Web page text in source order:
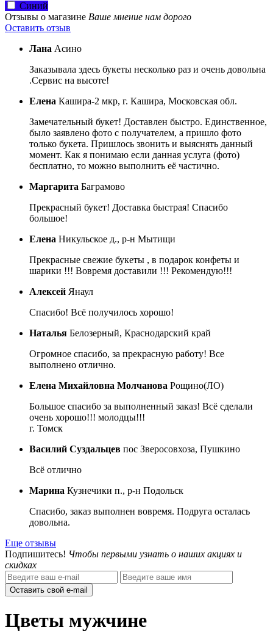
Синий
Отзывы о магазине Ваше мнение нам дорого
Оставить отзыв
Лана Асино
Заказывала здесь букеты несколько раз и очень довольна
.Сервис на высоте!
Елена Кашира-2 мкр, г. Кашира, Московская обл.
Замечательный букет! Доставлен быстро. Единственное,
было заявлено фото с получателем, а пришло фото
только букета. Пришлось звонить и выяснять данный
момент. Как я понимаю если данная услуга (фото)
бесплатно, то можно выполнить её частично.
Маргарита Баграмово
Прекрасный букет! Доставка быстрая! Спасибо
большое!
Елена Никульское д., р-н Мытищи
Прекрасные свежие букеты , в подарок конфеты и
шарики !!! Вовремя доставили !!! Рекомендую!!!
Алексей Янаул
Спасибо! Всё получилось хорошо!
Наталья Белозерный, Краснодарский край
Огромное спасибо, за прекрасную работу! Все
выполнено отлично.
Елена Михайловна Молчанова Рощино(ЛО)
Большое спасибо за выполненный заказ! Всё сделали
очень хорошо!!! молодцы!!!
г. Томск
Василий Суздальцев пос Зверосовхоза, Пушкино
Всё отлично
Марина Кузнечики п., р-н Подольск
Спасибо, заказ выполнен вовремя. Подруга осталась
довольна.
Еще отзывы
Подпишитесь! Чтобы первыми узнать о наших акциях и
скидках
Оставить свой e-mail
Цветы мужчине